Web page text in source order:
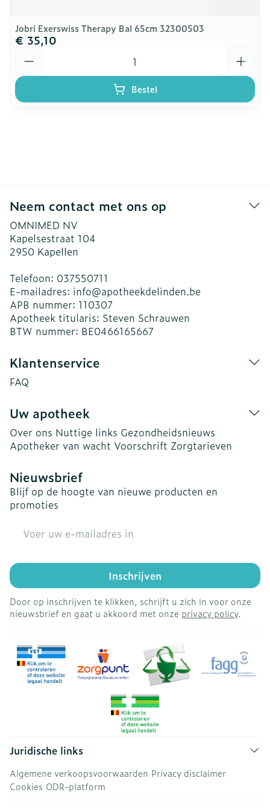
Jobri Exerswiss Therapy Bal 65cm 32300503
€ 35,10
Bestel
Neem contact met ons op
OMNIMED NV
Kapelsestraat 104
2950 Kapellen
Telefoon: 037550711
E-mailadres: info@apotheekdelinden.be
APB nummer: 110307
Apotheek titularis: Steven Schrauwen
BTW nummer: BE0466165667
Klantenservice
FAQ
Uw apotheek
Over ons Nuttige links Gezondheidsnieuws
Apotheker van wacht Voorschrift Zorgtarieven
Nieuwsbrief
Blijf op de hoogte van nieuwe producten en
promoties
Inschrijven
Door op inschrijven te klikken, schrijft u zich in voor onze
nieuwsbrief en gaat u akkoord met onze privacy policy.
Juridische links
Algemene verkoopsvoorwaarden Privacy disclaimer
Cookies ODR-platform